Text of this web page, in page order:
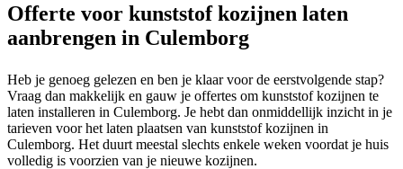
Offerte voor kunststof kozijnen laten
aanbrengen in Culemborg
Heb je genoeg gelezen en ben je klaar voor de eerstvolgende stap?
Vraag dan makkelijk en gauw je offertes om kunststof kozijnen te
laten installeren in Culemborg. Je hebt dan onmiddellijk inzicht in je
tarieven voor het laten plaatsen van kunststof kozijnen in
Culemborg. Het duurt meestal slechts enkele weken voordat je huis
volledig is voorzien van je nieuwe kozijnen.